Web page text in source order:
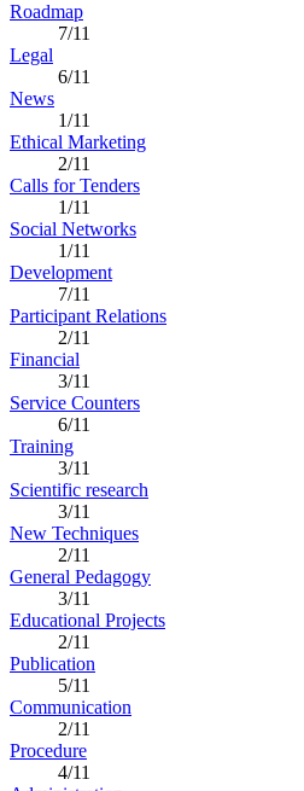
Roadmap
7/11
Legal
6/11
News
1/11
Ethical Marketing
2/11
Calls for Tenders
1/11
Social Networks
1/11
Development
7/11
Participant Relations
2/11
Financial
3/11
Service Counters
6/11
Training
3/11
Scientific research
3/11
New Techniques
2/11
General Pedagogy
3/11
Educational Projects
2/11
Publication
5/11
Communication
2/11
Procedure
4/11